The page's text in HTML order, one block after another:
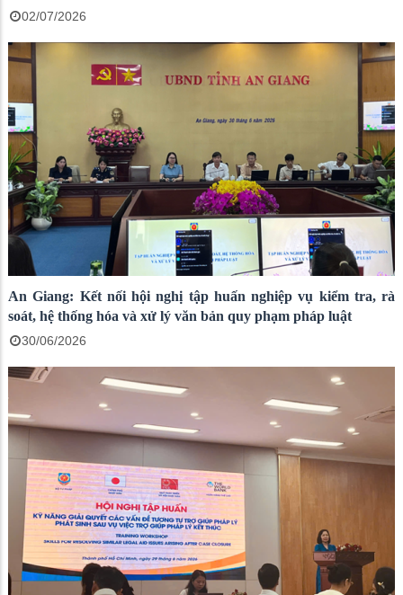
02/07/2026
An Giang: Kết nối hội nghị tập huấn nghiệp vụ kiểm tra, rà
soát, hệ thống hóa và xử lý văn bản quy phạm pháp luật
30/06/2026